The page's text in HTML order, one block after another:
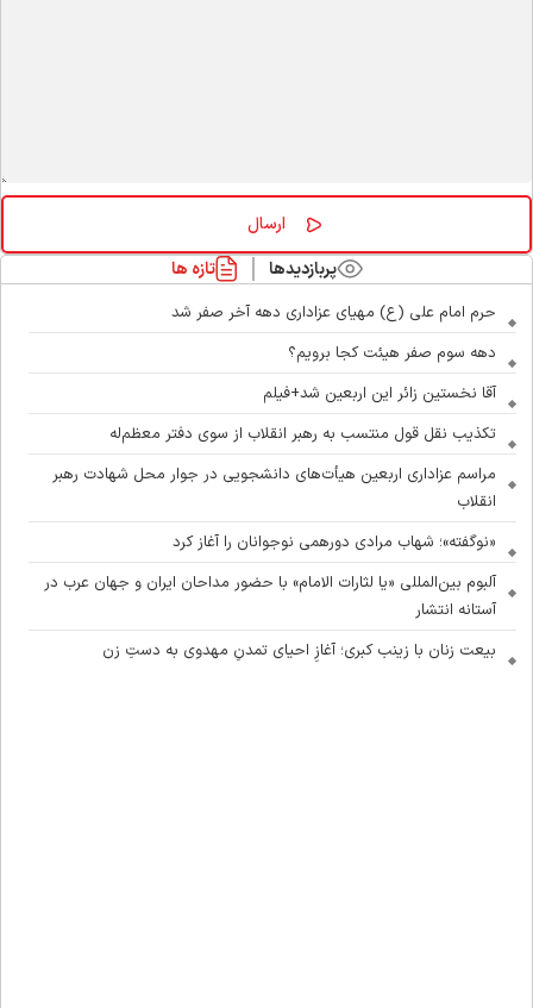
پربازدیدها تازه ها
حرم امام علی (ع) مهیای عزاداری دهه آخر صفر شد
دهه سوم صفر هیئت کجا برویم؟
آقا نخستین زائر این اربعین شد+فیلم
تکذیب نقل قول منتسب به رهبر انقلاب از سوی دفتر معظم‌له
مراسم عزاداری اربعین هیأت‌های دانشجویی در جوار محل شهادت رهبر
انقلاب
«نوگفته»؛ شهاب مرادی دورهمی نوجوانان را آغاز کرد
آلبوم بین‌المللی «یا لثارات الامام» با حضور مداحان ایران و جهان عرب در
آستانه انتشار
بیعت زنان با زینب کبری؛ آغازِ احیای تمدنِ مهدوی به دستِ زن